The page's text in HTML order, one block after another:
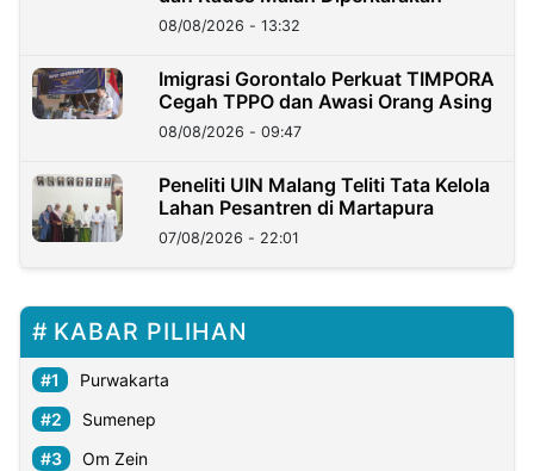
08/08/2026 - 13:32
Imigrasi Gorontalo Perkuat TIMPORA
Cegah TPPO dan Awasi Orang Asing
08/08/2026 - 09:47
Peneliti UIN Malang Teliti Tata Kelola
Lahan Pesantren di Martapura
07/08/2026 - 22:01
KABAR PILIHAN
Purwakarta
Sumenep
Om Zein